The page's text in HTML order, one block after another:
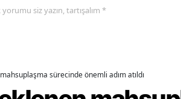
siz yazın, tartışalım *
sürecinde önemli adım atıldı